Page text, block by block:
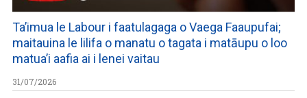
Ta’imua le Labour i faatulagaga o Vaega Faaupufai;
maitauina le lilifa o manatu o tagata i matāupu o loo
matua’i aafia ai i lenei vaitau
31/07/2026